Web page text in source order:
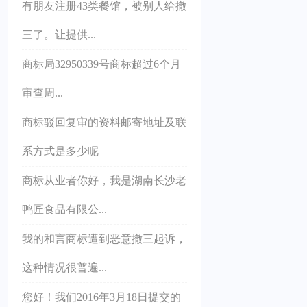
有朋友注册43类餐馆，被别人给撤
三了。让提供...
商标局32950339号商标超过6个月
审查周...
商标驳回复审的资料邮寄地址及联
系方式是多少呢
商标从业者你好，我是湖南长沙老
鸭匠食品有限公...
我的和言商标遭到恶意撤三起诉，
这种情况很普遍...
您好！我们2016年3月18日提交的